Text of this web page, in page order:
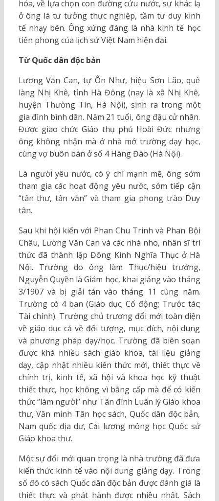
hóa, về lựa chọn con đường cứu nước, sự khác lạ
ở ông là tư tưởng thực nghiệp, tầm tư duy kinh
tế nhạy bén. Ông xứng đáng là nhà kinh tế học
tiên phong của lịch sử Việt Nam hiện đại.
Từ Quốc dân độc bản
Lương Văn Can, tự Ôn Như, hiệu Sơn Lão, quê
làng Nhị Khê, tỉnh Hà Đông (nay là xã Nhị Khê,
huyện Thường Tín, Hà Nội), sinh ra trong một
gia đình bình dân. Năm 21 tuổi, ông đậu cử nhân.
Được giao chức Giáo thụ phủ Hoài Đức nhưng
ông không nhận mà ở nhà mở trường dạy học,
cùng vợ buôn bán ở số 4 Hàng Đào (Hà Nội).
Là người yêu nước, có ý chí mạnh mẽ, ông sớm
tham gia các hoạt động yêu nước, sớm tiếp cận
“tân thư, tân văn” và tham gia phong trào Duy
tân.
Sau khi hội kiến với Phan Chu Trinh và Phan Bội
Châu, Lương Văn Can và các nhà nho, nhân sĩ trí
thức đã thành lập Đông Kinh Nghĩa Thục ở Hà
Nội. Trường do ông làm Thục/hiệu trưởng,
Nguyễn Quyền là Giám học, khai giảng vào tháng
3/1907 và bị giải tán vào tháng 11 cùng năm.
Trường có 4 ban (Giáo dục; Cố động; Trước tác;
Tài chính). Trường chủ trương đổi mới toàn diện
về giáo dục cả về đối tượng, mục đích, nội dung
và phương pháp dạy/học. Trường đã biên soạn
được khá nhiều sách giáo khoa, tài liệu giảng
dạy, cập nhật nhiều kiến thức mới, thiết thực về
chính trị, kinh tế, xã hội và khoa học kỹ thuật
thiết thực, học không vì bằng cấp mà để có kiến
thức “làm người” như Tân đính Luân lý Giáo khoa
thư, Văn minh Tân học sách, Quốc dân độc bản,
Nam quốc địa dư, Cải lương mông học Quốc sử
Giáo khoa thư.
Một sự đổi mới quan trọng là nhà trường đã đưa
kiến thức kinh tế vào nội dung giảng dạy. Trong
số đó có sách Quốc dân độc bản được đánh giá là
thiết thực và phát hành được nhiều nhất. Sách